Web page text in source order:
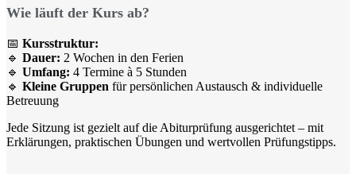
Wie läuft der Kurs ab?
📅 Kursstruktur:
🔹 Dauer: 2 Wochen in den Ferien
🔹 Umfang: 4 Termine à 5 Stunden
🔹 Kleine Gruppen für persönlichen Austausch & individuelle
Betreuung
Jede Sitzung ist gezielt auf die Abiturprüfung ausgerichtet – mit
Erklärungen, praktischen Übungen und wertvollen Prüfungstipps.